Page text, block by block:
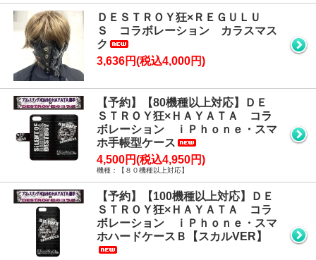
ＤＥＳＴＲＯＹ狂×ＲＥＧＵＬＵ
Ｓ コラボレーション カラスマス
ク
3,636円(税込4,000円)
【予約】【80機種以上対応】ＤＥ
ＳＴＲＯＹ狂×ＨＡＹＡＴＡ コラ
ボレーション ｉＰｈｏｎｅ・スマ
ホ手帳型ケース
4,500円(税込4,950円)
機種：【８０機種以上対応】
【予約】【100機種以上対応】ＤＥ
ＳＴＲＯＹ狂×ＨＡＹＡＴＡ コラ
ボレーション ｉＰｈｏｎｅ・スマ
ホハードケースＢ【スカルVER】